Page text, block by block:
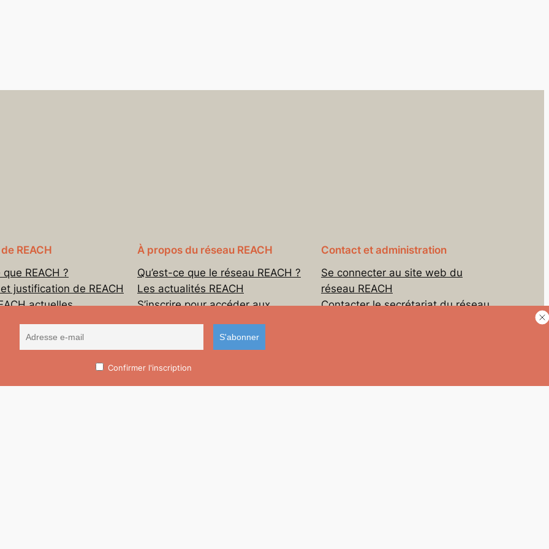
REACH
que REACH ?
justification de REACH
actuelles
À propos du réseau REACH
Qu’est-ce que le réseau REACH ?
Les actualités REACH
S’inscrire pour accéder aux
Contact et administration
Se connecter au site web du
réseau REACH
Contacter le secrétariat du réseau
Confirmer l'inscription